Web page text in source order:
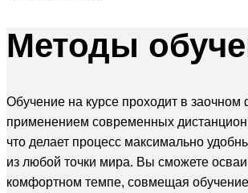
Методы
Обучение на курсе проходит в заочном
применением современных
что делает процесс максимально
из любой точки мира. Вы сможете
комфортном темпе, совмещая